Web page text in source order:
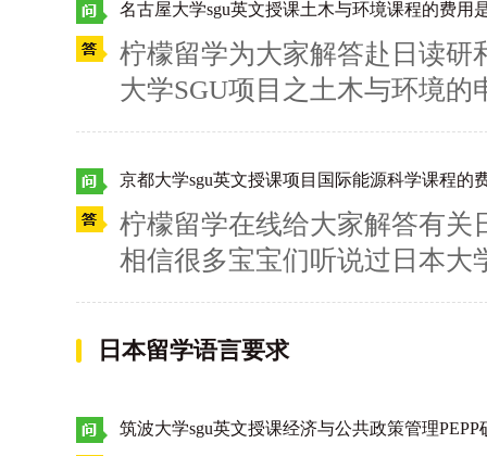
名古屋大学sgu英文授课土木与环境课程的费用
柠檬留学为大家解答赴日读研
大学SGU项目之土木与环境的
0日元，学费为267,900日元/
京都大学sgu英文授课项目国际能源科学课程的
柠檬留学在线给大家解答有关
相信很多宝宝们听说过日本大
都大学开设了sgu英文授课之
8.2万日元入学金，学费有硕
, 博士53.58万日元/年。有关
日本留学语言要求
筑波大学sgu英文授课经济与公共政策管理